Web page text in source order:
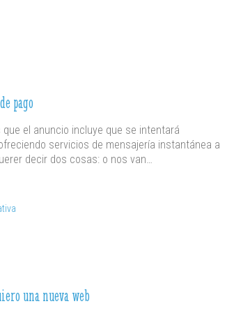
pago
el anuncio incluye que se intentará
servicios de mensajería instantánea a
decir dos cosas: o nos van…
una nueva web